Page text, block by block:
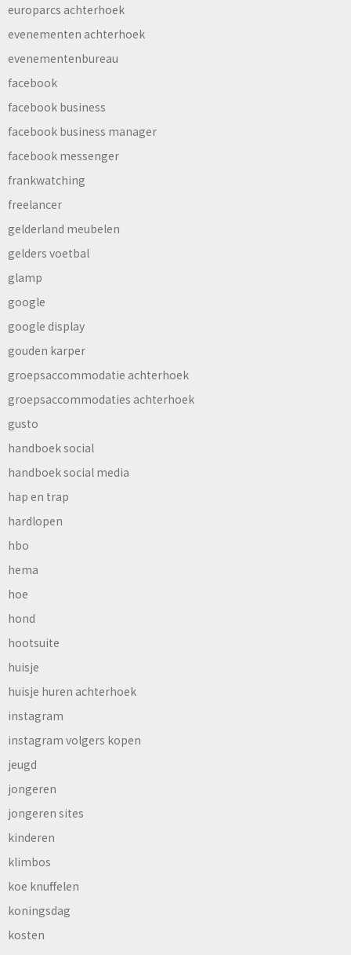
europarcs achterhoek
evenementen achterhoek
evenementenbureau
facebook
facebook business
facebook business manager
facebook messenger
frankwatching
freelancer
gelderland meubelen
gelders voetbal
glamp
google
google display
gouden karper
groepsaccommodatie achterhoek
groepsaccommodaties achterhoek
gusto
handboek social
handboek social media
hap en trap
hardlopen
hbo
hema
hoe
hond
hootsuite
huisje
huisje huren achterhoek
instagram
instagram volgers kopen
jeugd
jongeren
jongeren sites
kinderen
klimbos
koe knuffelen
koningsdag
kosten